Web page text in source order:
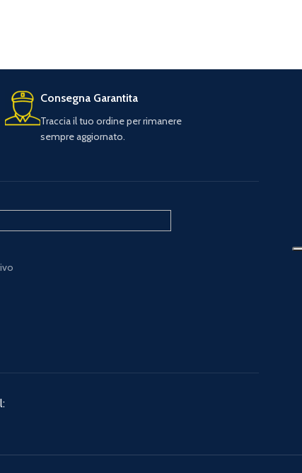
Consegna Garantita
Traccia il tuo ordine per rimanere
sempre aggiornato.